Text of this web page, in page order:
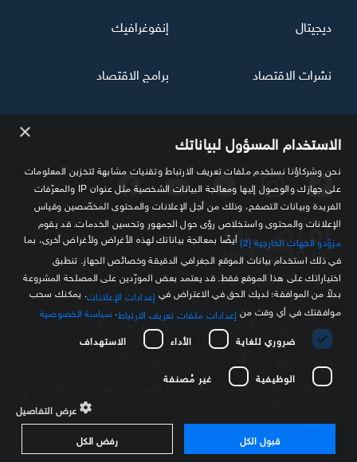
تابعنا
مصدرك الموثوق للمعلومة الاقتصادية
ديجيتال إنفوغرافيك
نشرات الاقتصاد برامج الاقتصاد
سياسة الخصوصية الشروط والأحكام
كافة العلامات التجارية الخاصة بـ SKY وكل ما تتضمنه من حقوق الملكية الفكرية هي
× الاستخدام المسؤول لبياناتك
نحن وشركاؤنا نستخدم ملفات تعريف الارتباط وتقنيات مشابهة لتخزين المعلومات
على جهازك والوصول إليها ومعالجة البيانات الشخصية مثل عنوان IP والمعرّفات
الفريدة وبيانات التصفح، وذلك من أجل الإعلانات والمحتوى المخصّصين وقياس
الإعلانات والمحتوى واستخلاص رؤى حول الجمهور وتحسين الخدمات. قد يقوم
مزوّدو الجهات الخارجية (2)
أيضًا بمعالجة بياناتك لهذه الأغراض ولأغراض أخرى، بما
في ذلك استخدام بيانات الموقع الجغرافي الدقيقة وخصائص الجهاز. تنطبق
اختياراتك على هذا الموقع فقط. قد يعتمد بعض المورّدين على المصلحة المشروعة
بدلاً من الموافقة؛ لديك الحق في الاعتراض في إعدادات الإعلانات . يمكنك سحب
موافقتك في أي وقت من إعدادات ملفات تعريف الارتباط سياسة الخصوصية
ضروري للغاية
الأداء الاستهداف
الوظيفية غير مُصنفة
عرض التفاصيل
قبول الكل
رفض الكل